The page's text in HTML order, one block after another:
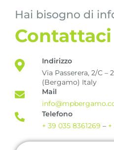
Hai bisogno di
Contattaci
Indirizzo
Via Passerera, 2/C –
(Bergamo) Italy
Mail
Telefono
+ 39 035 8361269 –